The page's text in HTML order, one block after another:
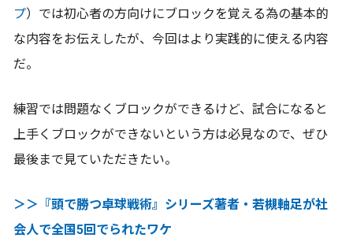
プ）では初心者の方向けにブロックを覚える為の基本的
な内容をお伝えしたが、今回はより実践的に使える内容
だ。
練習では問題なくブロックができるけど、試合になると
上手くブロックができないという方は必見なので、ぜひ
最後まで見ていただきたい。
＞＞『頭で勝つ卓球戦術』シリーズ著者・若槻軸足が社
会人で全国5回でられたワケ